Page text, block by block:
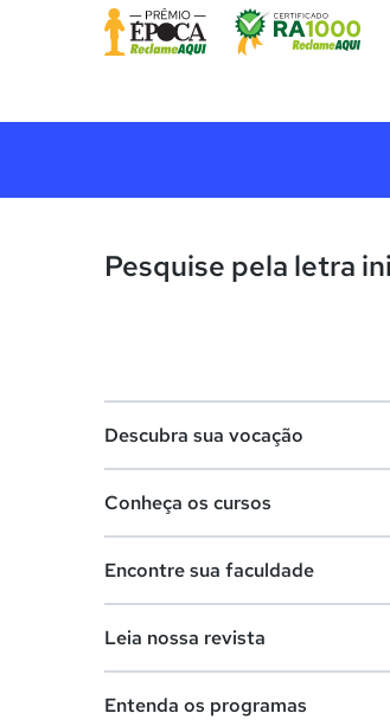
Pesquise pela letra
Descubra sua vocação
Lista de profissões
Conheça os cursos
Cursos de graduação
Encontre sua faculdade
Faculdades na sua cidade
Leia nossa revista
Entenda os programas